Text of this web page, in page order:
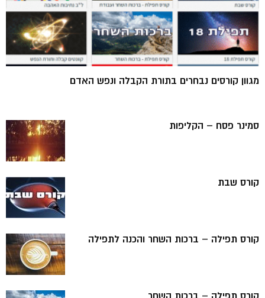
מגוון קורסים נבחרים בתורת הקבלה ונפש האדם
סמינר פסח – הקליפות
קורס שבת
קורס תפילה – ברכות השחר והכנה לתפילה